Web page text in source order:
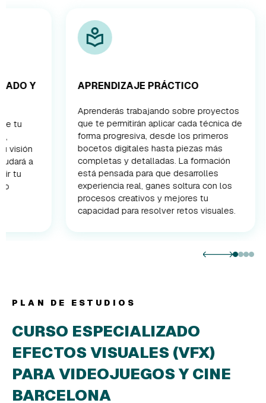
APRENDIZAJE PRÁCTICO
Aprenderás trabajando sobre proyectos
que te permitirán aplicar cada técnica de
forma progresiva, desde los primeros
bocetos digitales hasta piezas más
completas y detalladas. La formación
está pensada para que desarrolles
experiencia real, ganes soltura con los
procesos creativos y mejores tu
capacidad para resolver retos visuales.
Crearás
un
PLAN DE ESTUDIOS
CURSO ESPECIALIZADO
EFECTOS VISUALES (VFX)
PARA VIDEOJUEGOS Y CINE
BARCELONA